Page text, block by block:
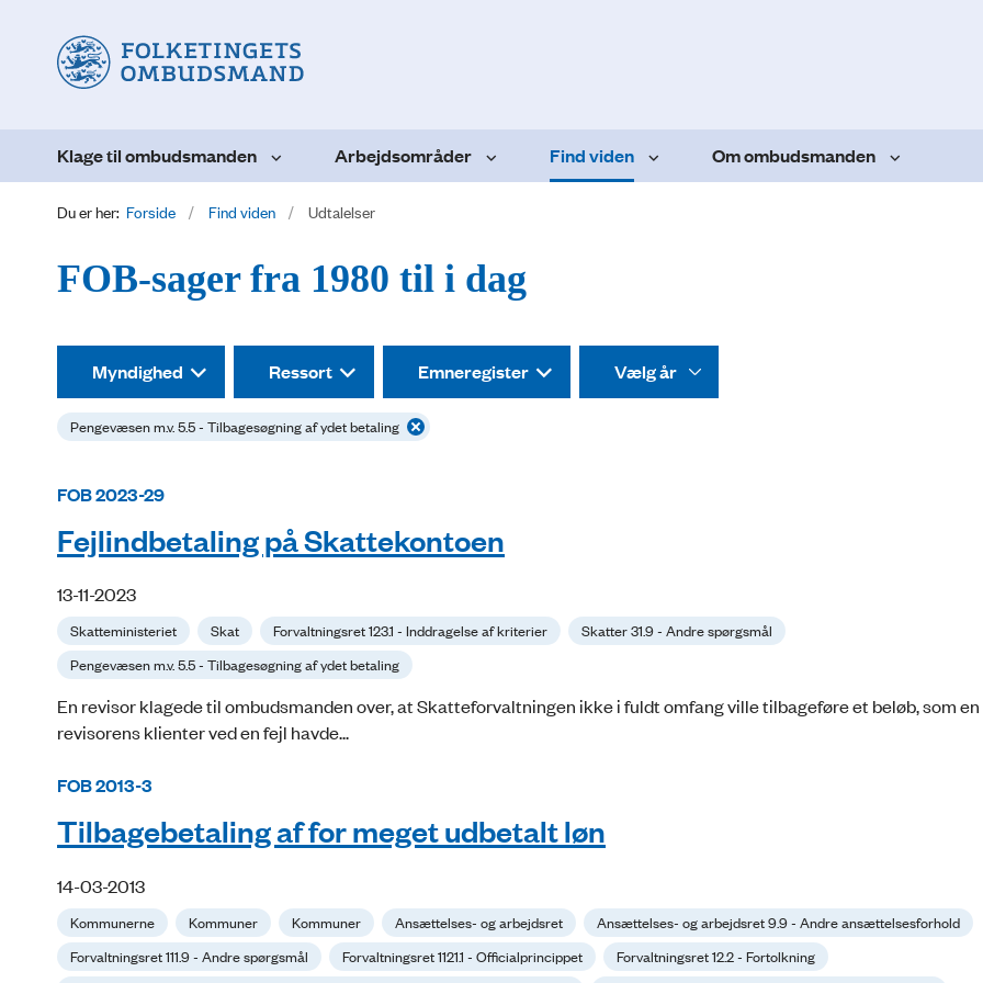
Klage til ombudsmanden Arbejdsområder Find viden Om ombudsmanden
Du er her: Forside Find viden Udtalelser
FOB-sager fra 1980 til i dag
Myndighed Ressort Emneregister
Pengevæsen m.v. 5.5 - Tilbagesøgning af ydet betaling
FOB 2023-29
Fejlindbetaling på Skattekontoen
13-11-2023
Skatteministeriet Skat Forvaltningsret 123.1 - Inddragelse af kriterier
Skatter 31.9 - Andre spørgsmål
Pengevæsen m.v. 5.5 - Tilbagesøgning af ydet betaling
En revisor klagede til ombudsmanden over, at Skatteforvaltningen ikke i fuldt omfang ville tilbageføre et beløb, som en
revisorens klienter ved en fejl havde...
FOB 2013-3
Tilbagebetaling af for meget udbetalt løn
14-03-2013
Kommunerne Kommuner Kommuner Ansættelses- og arbejdsret
Ansættelses- og arbejdsret 9.9 - Andre ansættelsesforhold
Forvaltningsret 111.9 - Andre spørgsmål
Forvaltningsret 1121.1 - Officialprincippet
Forvaltningsret 12.2 - Fortolkning